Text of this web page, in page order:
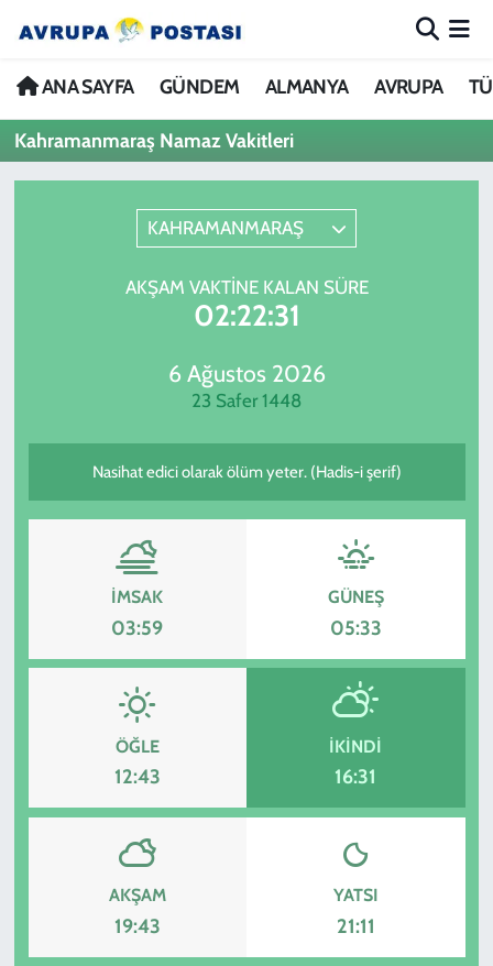
ANA SAYFA GÜNDEM ALMANYA AVRUPA
Kahramanmaraş Namaz Vakitleri
KAHRAMANMARAŞ
AKŞAM VAKTINE KALAN SÜRE
02:22:31
6 Ağustos 2026
23 Safer 1448
Nasihat edici olarak ölüm yeter. (Hadis-i şerif)
İMSAK
03:59
GÜNEŞ
05:33
ÖĞLE
12:43
İKINDI
16:31
AKŞAM
19:43
YATSI
21:11
ANA SAYFA
GÜNDEM
SPOR
YAZARLAR
Nöbetçi Eczaneler
Hava Durumu
Trafik Durumu
Avrupa Ligi Puan Durumu ve Fikstür
Tüm Manşetler
Haber Arşivi